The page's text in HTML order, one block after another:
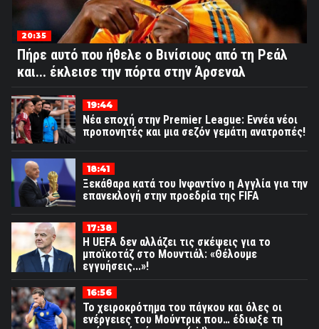
20:35
Πήρε αυτό που ήθελε ο Βινίσιους από τη Ρεάλ
και... έκλεισε την πόρτα στην Άρσεναλ
19:44
Νέα εποχή στην Premier League: Εννέα νέοι
προπονητές και μια σεζόν γεμάτη ανατροπές!
18:41
Ξεκάθαρα κατά του Ινφαντίνο η Αγγλία για την
επανεκλογή στην προεδρία της FIFA
17:38
Η UEFA δεν αλλάζει τις σκέψεις για το
μποϊκοτάζ στο Μουντιάλ: «Θέλουμε
εγγυήσεις...»!
16:56
Το χειροκρότημα του πάγκου και όλες οι
ενέργειες του Μούντρικ που… έδιωξε τη